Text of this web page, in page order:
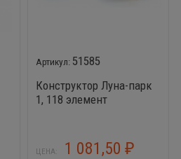
51585
Конструктор Луна-парк
1, 118 элемент
ЦЕНА: 1 081,50₽